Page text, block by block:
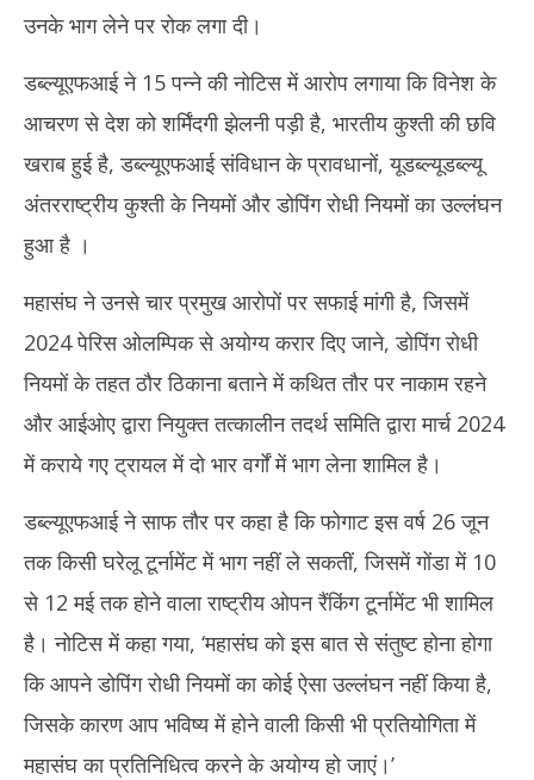
उनके भाग लेने पर रोक लगा दी।
डब्ल्यूएफआई ने 15 पन्ने की नोटिस में आरोप लगाया कि विनेश के
आचरण से देश को शर्मिंदगी झेलनी पड़ी है, भारतीय कुश्ती की छवि
खराब हुई है, डब्ल्यूएफआई संविधान के प्रावधानों, यूडब्ल्यूडब्ल्यू
अंतरराष्ट्रीय कुश्ती के नियमों और डोपिंग रोधी नियमों का उल्लंघन
हुआ है ।
महासंघ ने उनसे चार प्रमुख आरोपों पर सफाई मांगी है, जिसमें
2024 पेरिस ओलम्पिक से अयोग्य करार दिए जाने, डोपिंग रोधी
नियमों के तहत ठौर ठिकाना बताने में कथित तौर पर नाकाम रहने
और आईओए द्वारा नियुक्त तत्कालीन तदर्थ समिति द्वारा मार्च 2024
में कराये गए ट्रायल में दो भार वर्गों में भाग लेना शामिल है।
डब्ल्यूएफआई ने साफ तौर पर कहा है कि फोगाट इस वर्ष 26 जून
तक किसी घरेलू टूर्नामेंट में भाग नहीं ले सकतीं, जिसमें गोंडा में 10
से 12 मई तक होने वाला राष्ट्रीय ओपन रैंकिंग टूर्नामेंट भी शामिल
है। नोटिस में कहा गया, ‘महासंघ को इस बात से संतुष्ट होना होगा
कि आपने डोपिंग रोधी नियमों का कोई ऐसा उल्लंघन नहीं किया है,
जिसके कारण आप भविष्य में होने वाली किसी भी प्रतियोगिता में
महासंघ का प्रतिनिधित्व करने के अयोग्य हो जाएं।’